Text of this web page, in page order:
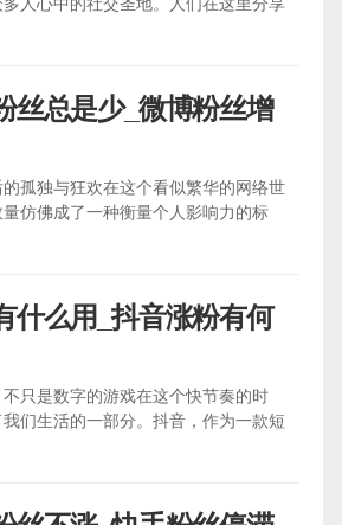
人心中的社交圣地。人们在这里分享
丝总是少_微博粉丝增
孤独与狂欢在这个看似繁华的网络世
仿佛成了一种衡量个人影响力的标
什么用_抖音涨粉有何
只是数字的游戏在这个快节奏的时
们生活的一部分。抖音，作为一款短